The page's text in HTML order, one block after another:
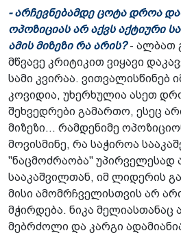
- არჩევნებამდე ცოტა დროა
ოპოზიციას არ აქვს აქტიური
ამის მიზეზი რა არის?- ალბათ
მწვავე კრიტიკით ვიყავი
სამი კვირაა. ვითვალისწინებ
კოვიდია, უხერხულია ასეთ
შეხვედრები გამართო, ესეც
მიზეზი... რამდენიმე
მოვისმინე, რა საჭიროა
"ნაცმოძრაობა" უპირველესად
სააკაშვილთან, იმ ლიდერის
მისი ამომრჩველისთვის არ
მჭირდება. ნიკა მელიასთანაც
მებრძოლი და კარგი